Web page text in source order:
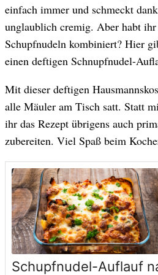
einfach immer und schmeckt
unglaublich cremig. Aber habt
Schupfnudeln kombiniert? Hier
einen deftigen Schnupfnudel-
Mit dieser deftigen
alle Mäuler am Tisch satt. Statt
ihr das Rezept übrigens auch
zubereiten. Viel Spaß beim
Schupfnudel-Auflauf